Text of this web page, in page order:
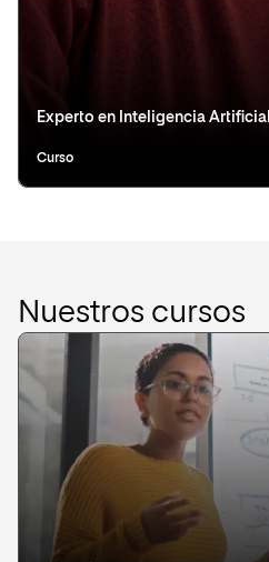
Experto en Inteligencia
Curso
Nuestros cursos